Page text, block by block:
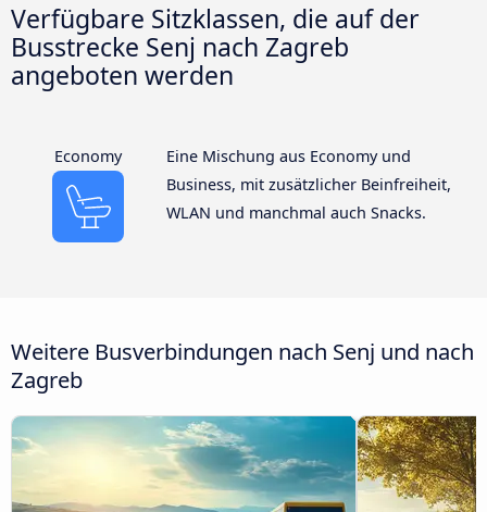
Verfügbare Sitzklassen, die auf der
Busstrecke Senj nach Zagreb
angeboten werden
Economy
Eine Mischung aus Economy und
Business, mit zusätzlicher Beinfreiheit,
WLAN und manchmal auch Snacks.
Weitere Busverbindungen nach Senj und nach
Zagreb